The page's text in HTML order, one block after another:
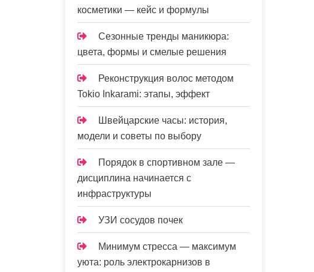
косметики — кейс и формулы
Сезонные тренды маникюра:
цвета, формы и смелые решения
Реконструкция волос методом
Tokio Inkarami: этапы, эффект
Швейцарские часы: история,
модели и советы по выбору
Порядок в спортивном зале —
дисциплина начинается с
инфраструктуры
УЗИ сосудов почек
Минимум стресса — максимум
уюта: роль электрокарнизов в